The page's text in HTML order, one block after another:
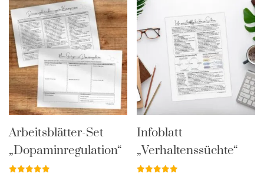
Arbeitsblätter-Set
„Dopaminregulation“
Infoblatt
„Verhaltenssüchte“